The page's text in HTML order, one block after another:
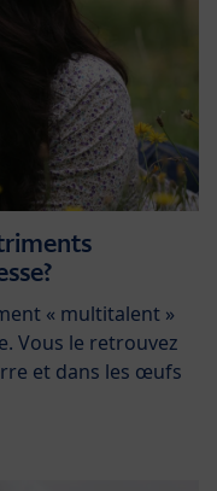
« multitalent »
Vous le retrouvez
et dans les œufs